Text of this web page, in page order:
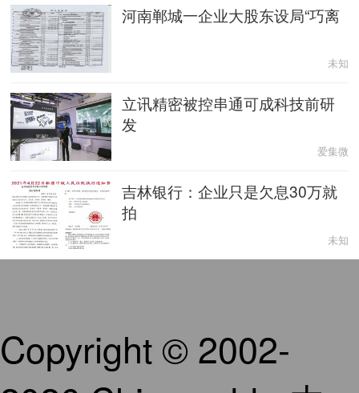
河南郸城一企业大股东设局“巧离
未知
立讯精密被控串通可成科技前研
发
爱集微
吉林银行：企业只是欠息30万就
拍
未知
Copyright © 2002-